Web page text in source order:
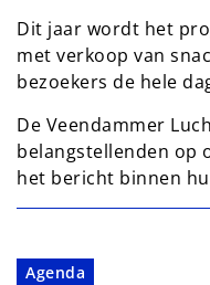
Dit jaar wordt het
met verkoop van
bezoekers de hele
De Veendammer
belangstellenden op
het bericht binnen
Agenda